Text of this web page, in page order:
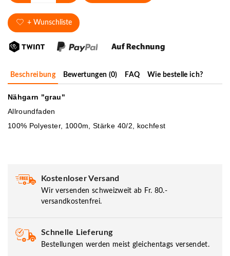
+ Wunschliste
Beschreibung Bewertungen (0) FAQ Wie bestelle ich?
Nähgarn "grau"
Allroundfaden
100% Polyester, 1000m, Stärke 40/2, kochfest
Kostenloser Versand
Wir versenden schweizweit ab Fr. 80.-
versandkostenfrei.
Schnelle Lieferung
Bestellungen werden meist gleichentags versendet.